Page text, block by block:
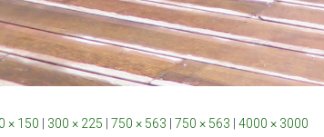
× 150 300 × 225 750 × 563 750 × 563 4000 × 3000